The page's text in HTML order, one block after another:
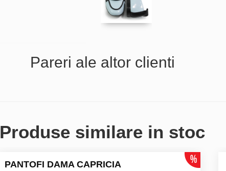
Pareri ale altor clienti
Produse similare in stoc
PANTOFI DAMA CAPRICIA